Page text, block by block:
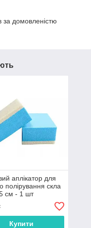
за домовленістю
аплікатор для
полірування скла
см - 1 шт
Купити